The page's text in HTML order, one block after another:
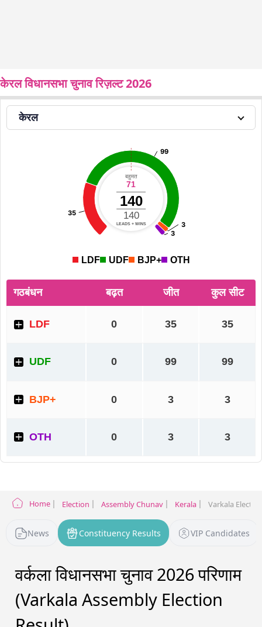
केरल विधानसभा चुनाव रिज़ल्ट 2026
Home Election Assembly Chunav Kerala Varkala
News Constituency Results VIP Candidates
वर्कला विधानसभा चुनाव 2026 परिणाम
(Varkala Assembly Election